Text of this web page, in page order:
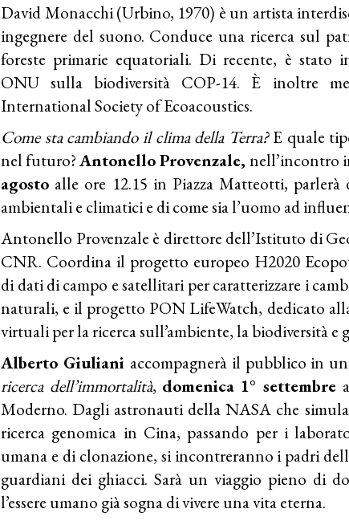
David Monacchi (Urbino, 1970) è un artista
ingegnere del suono. Conduce una ricerca sul
foreste primarie equatoriali. Di recente, è stato
ONU sulla biodiversità COP-14. È inoltre
International Society of Ecoacoustics.
Come sta cambiando il clima della Terra?E quale
nel futuro?Antonello Provenzale, nell’incontro
agosto alle ore 12.15 in Piazza Matteotti, parlerà
ambientali e climatici e di come sia l’uomo ad
Antonello Provenzale è direttore dell’Istituto di
CNR. Coordina il progetto europeo H2020
di dati di campo e satellitari per caratterizzare i
naturali, e il progetto PON LifeWatch, dedicato
virtuali per la ricerca sull’ambiente, la biodiversità e
Alberto Giuliani accompagnerà il pubblico in
ricerca dell’immortalità, domenica 1° settembre
Moderno. Dagli astronauti della NASA che
ricerca genomica in Cina, passando per i
umana e di clonazione, si incontreranno i padri
guardiani dei ghiacci. Sarà un viaggio pieno di
l’essere umano già sogna di vivere una vita eterna.